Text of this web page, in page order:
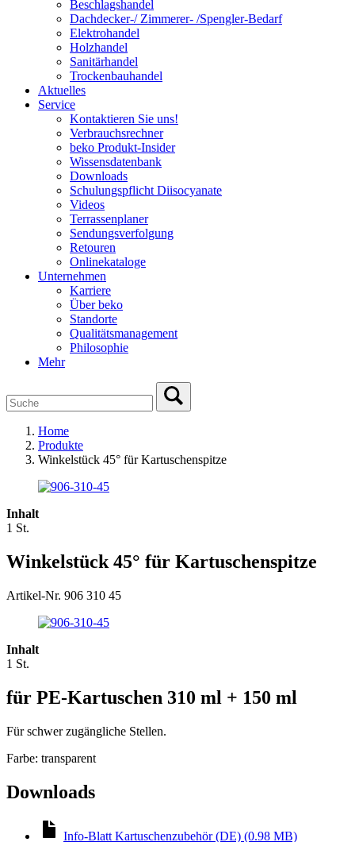
Beschlagshandel
Dachdecker-/ Zimmerer- /Spengler-Bedarf
Elektrohandel
Holzhandel
Sanitärhandel
Trockenbauhandel
Aktuelles
Service
Kontaktieren Sie uns!
Verbrauchsrechner
beko Produkt-Insider
Wissensdatenbank
Downloads
Schulungspflicht Diisocyanate
Videos
Terrassenplaner
Sendungsverfolgung
Retouren
Onlinekataloge
Unternehmen
Karriere
Über beko
Standorte
Qualitätsmanagement
Philosophie
Mehr
Home
Produkte
Winkelstück 45° für Kartuschenspitze
Inhalt
1 St.
Winkelstück 45° für Kartuschenspitze
Artikel-Nr. 906 310 45
Inhalt
1 St.
für PE-Kartuschen 310 ml + 150 ml
Für schwer zugängliche Stellen.
Farbe: transparent
Downloads
Info-Blatt Kartuschenzubehör (DE) (0.98 MB)